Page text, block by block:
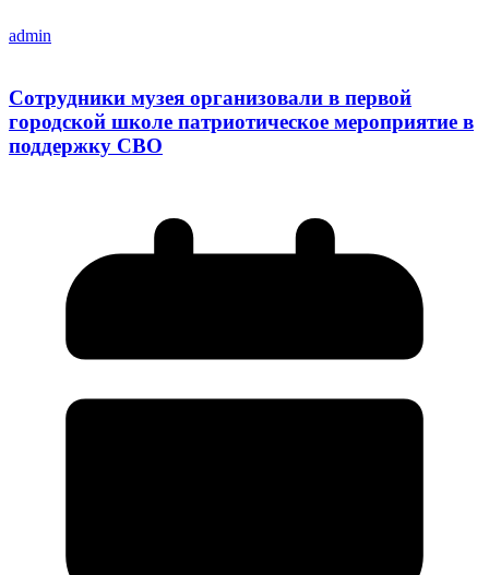
admin
Сотрудники музея организовали в первой
городской школе патриотическое мероприятие в
поддержку СВО